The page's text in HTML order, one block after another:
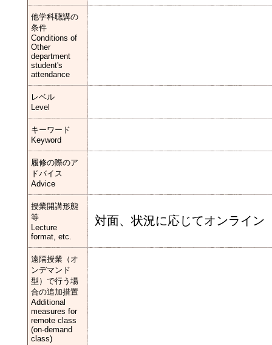
他学科聴講の
条件
Conditions of
Other
department
student's
attendance
レベル
Level
キーワード
Keyword
履修の際のア
ドバイス
Advice
授業開講形態
等
Lecture
format, etc.
対面、状況に応じてオンライン
遠隔授業（オ
ンデマンド
型）で行う場
合の追加措置
Additional
measures for
remote class
(on-demand
class)